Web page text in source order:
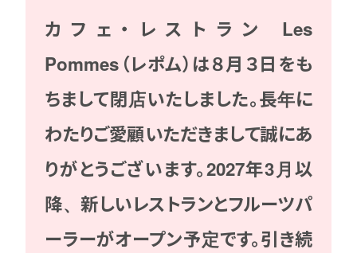
カフェ・レストラン Les
Pommes（レポム）は８月３日をも
ちまして閉店いたしました。長年に
わたりご愛顧いただきまして誠にあ
りがとうございます。2027年3月以
降、新しいレストランとフルーツパ
ーラーがオープン予定です。引き続